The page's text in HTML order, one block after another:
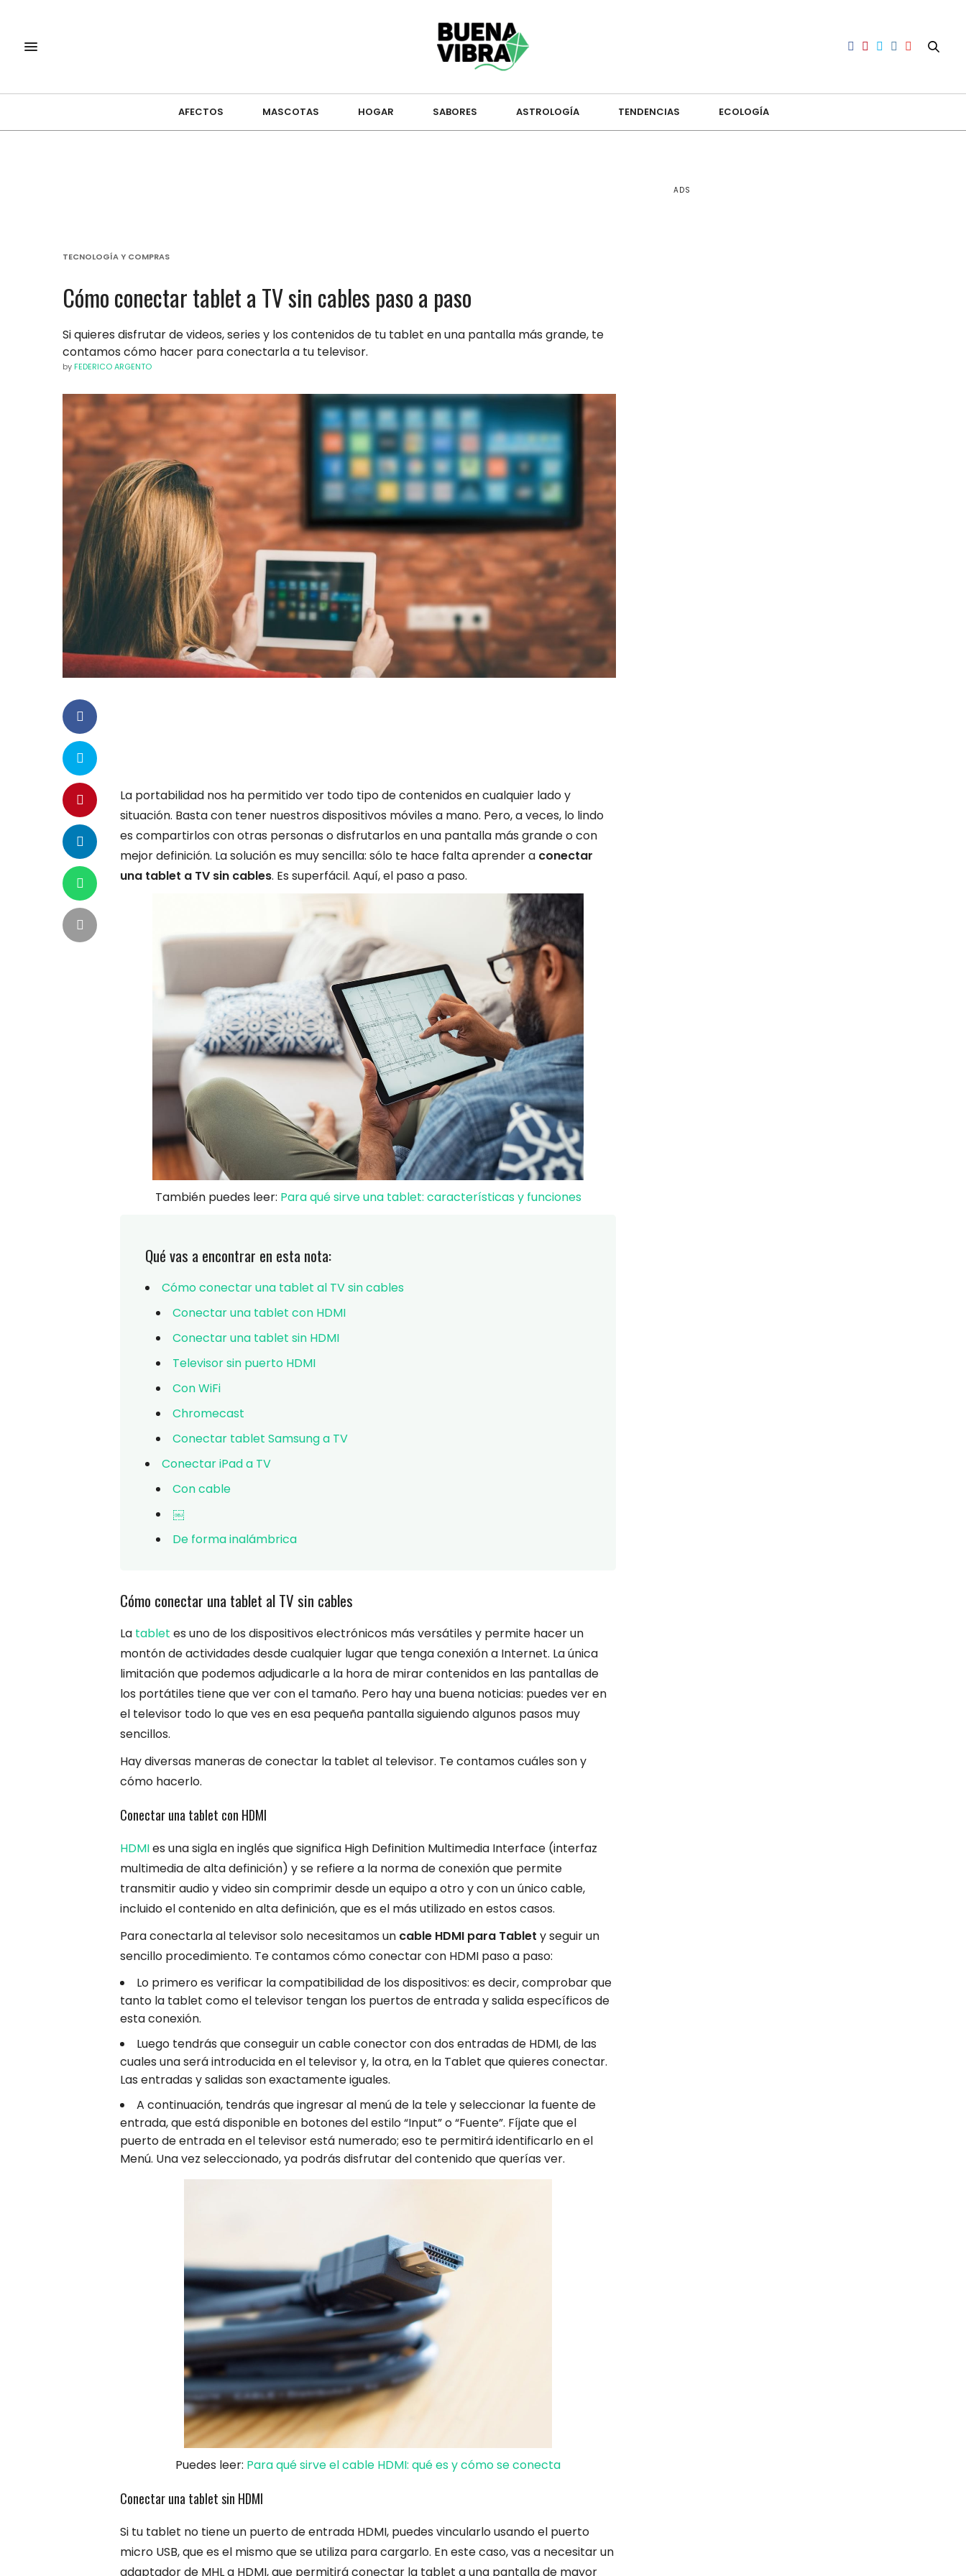
AFECTOS MASCOTAS HOGAR SABORES ASTROLOGÍA TENDENCIAS ECOLOGÍA
TECNOLOGÍA Y COMPRAS
Cómo conectar tablet a TV sin cables paso a paso
Si quieres disfrutar de videos, series y los contenidos de tu tablet en una pantalla más grande, te
contamos cómo hacer para conectarla a tu televisor.
by FEDERICO ARGENTO
La portabilidad nos ha permitido ver todo tipo de contenidos en cualquier lado y
situación. Basta con tener nuestros dispositivos móviles a mano. Pero, a veces, lo lindo
es compartirlos con otras personas o disfrutarlos en una pantalla más grande o con
mejor definición. La solución es muy sencilla: sólo te hace falta aprender a conectar
una tablet a TV sin cables. Es superfácil. Aquí, el paso a paso.
También puedes leer: Para qué sirve una tablet: características y funciones
Qué vas a encontrar en esta nota:
Cómo conectar una tablet al TV sin cables
Conectar una tablet con HDMI
Conectar una tablet sin HDMI
Televisor sin puerto HDMI
Con WiFi
Chromecast
Conectar tablet Samsung a TV
Conectar iPad a TV
Con cable
￼
De forma inalámbrica
Cómo conectar una tablet al TV sin cables
La tablet es uno de los dispositivos electrónicos más versátiles y permite hacer un
montón de actividades desde cualquier lugar que tenga conexión a Internet. La única
limitación que podemos adjudicarle a la hora de mirar contenidos en las pantallas de
los portátiles tiene que ver con el tamaño. Pero hay una buena noticias: puedes ver en
el televisor todo lo que ves en esa pequeña pantalla siguiendo algunos pasos muy
sencillos.
Hay diversas maneras de conectar la tablet al televisor. Te contamos cuáles son y
cómo hacerlo.
Conectar una tablet con HDMI
HDMIes una sigla en inglés que significa High Definition Multimedia Interface (interfaz
multimedia de alta definición) y se refiere a la norma de conexión que permite
transmitir audio y video sin comprimir desde un equipo a otro y con un único cable,
incluido el contenido en alta definición, que es el más utilizado en estos casos.
Para conectarla al televisor solo necesitamos un cable HDMI para Tablet y seguir un
sencillo procedimiento. Te contamos cómo conectar con HDMI paso a paso:
Lo primero es verificar la compatibilidad de los dispositivos: es decir, comprobar que
tanto la tablet como el televisor tengan los puertos de entrada y salida específicos de
esta conexión.
Luego tendrás que conseguir un cable conector con dos entradas de HDMI, de las
cuales una será introducida en el televisor y, la otra, en la Tablet que quieres conectar.
Las entradas y salidas son exactamente iguales.
A continuación, tendrás que ingresar al menú de la tele y seleccionar la fuente de
entrada, que está disponible en botones del estilo “Input” o “Fuente”. Fíjate que el
puerto de entrada en el televisor está numerado; eso te permitirá identificarlo en el
Menú. Una vez seleccionado, ya podrás disfrutar del contenido que querías ver.
Puedes leer: Para qué sirve el cable HDMI: qué es y cómo se conecta
Conectar una tablet sin HDMI
Si tu tablet no tiene un puerto de entrada HDMI, puedes vincularlo usando el puerto
micro USB, que es el mismo que se utiliza para cargarlo. En este caso, vas a necesitar un
adaptador de MHL a HDMI, que permitirá conectar la tablet a una pantalla de mayor
ADS